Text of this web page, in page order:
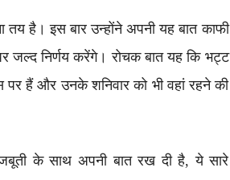
तय है। इस बार उन्होंने अपनी यह बात काफी
जल्द निर्णय करेंगे। रोचक बात यह कि भट्ट
पर हैं और उनके शनिवार को भी वहां रहने की
के साथ अपनी बात रख दी है, ये सारे